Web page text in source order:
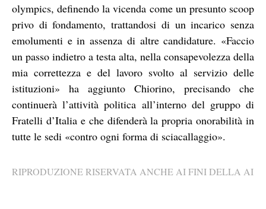
olympics, definendo la vicenda come un presunto scoop
privo di fondamento, trattandosi di un incarico senza
emolumenti e in assenza di altre candidature. «Faccio
un passo indietro a testa alta, nella consapevolezza della
mia correttezza e del lavoro svolto al servizio delle
istituzioni» ha aggiunto Chiorino, precisando che
continuerà l’attività politica all’interno del gruppo di
Fratelli d’Italia e che difenderà la propria onorabilità in
tutte le sedi «contro ogni forma di sciacallaggio».
RIPRODUZIONE RISERVATA ANCHE AI FINI DELLA AI